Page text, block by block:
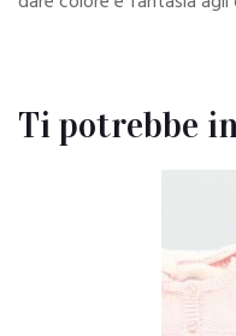
Ti potrebbe